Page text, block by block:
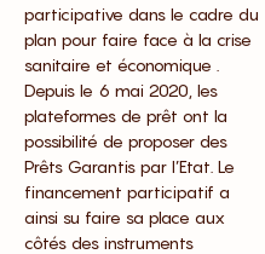
participative dans le cadre du
plan pour faire face à la crise
sanitaire et économique .
Depuis le 6 mai 2020, les
plateformes de prêt ont la
possibilité de proposer des
Prêts Garantis par l’Etat. Le
financement participatif a
ainsi su faire sa place aux
côtés des instruments